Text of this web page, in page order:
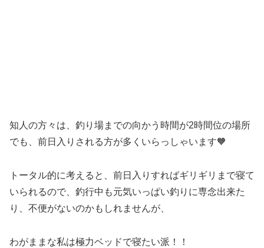
知人の方々は、釣り場までの向かう時間が2時間位の場所
でも、前日入りされる方が多くいらっしゃいます🧡
トータル的に考えると、前日入りすればギリギリまで寝て
いられるので、釣行中も元気いっぱい釣りに専念出来た
り、不便がないのかもしれませんが、
わがままな私は極力ベッドで寝たい派！！